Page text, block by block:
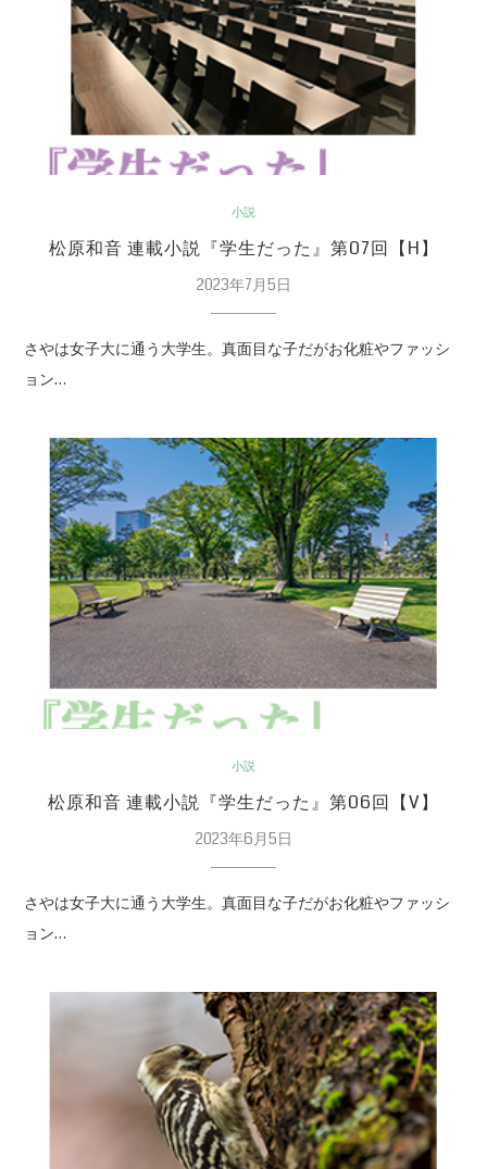
小説
松原和音 連載小説『学生だった』第07回【H】
2023年7月5日
さやは女子大に通う大学生。真面目な子だがお化粧やファッシ
ョン…
小説
松原和音 連載小説『学生だった』第06回【V】
2023年6月5日
さやは女子大に通う大学生。真面目な子だがお化粧やファッシ
ョン…